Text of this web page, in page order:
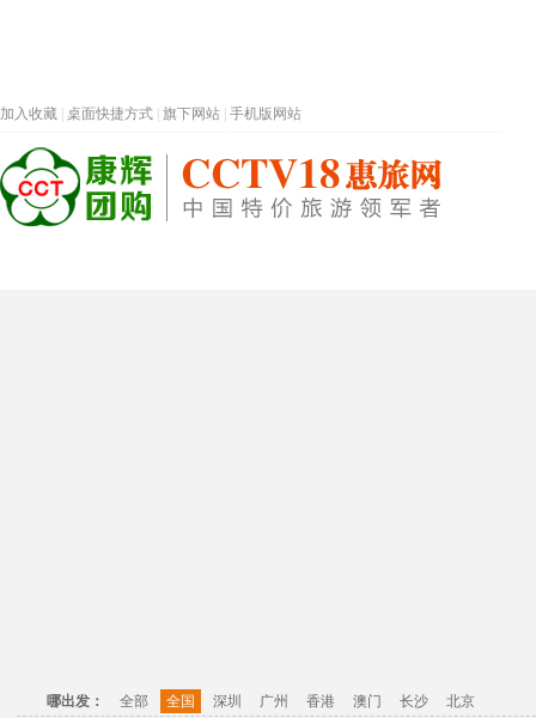
加入收藏 桌面快捷方式 旗下网站 手机版网站
哪出发： 全部 全国 深圳 广州 香港 澳门 长沙 北京